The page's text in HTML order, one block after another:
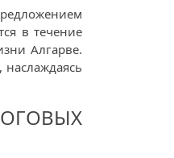
в течение
Алгарве.